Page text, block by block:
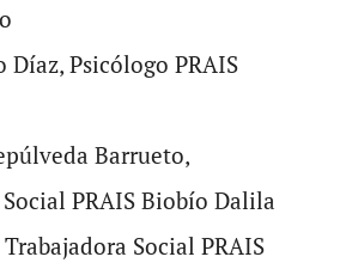
Díaz, Psicólogo PRAIS
Barrueto,
PRAIS Biobío Dalila
Social PRAIS